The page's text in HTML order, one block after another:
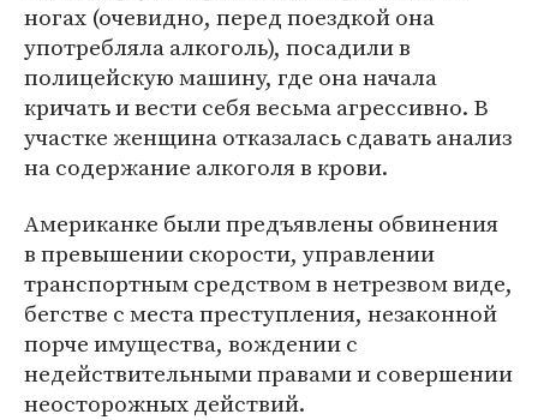
ногах (очевидно, перед поездкой она
употребляла алкоголь), посадили в
полицейскую машину, где она начала
кричать и вести себя весьма агрессивно. В
участке женщина отказалась сдавать анализ
на содержание алкоголя в крови.
Американке были предъявлены обвинения
в превышении скорости, управлении
транспортным средством в нетрезвом виде,
бегстве с места преступления, незаконной
порче имущества, вождении с
недействительными правами и совершении
неосторожных действий.